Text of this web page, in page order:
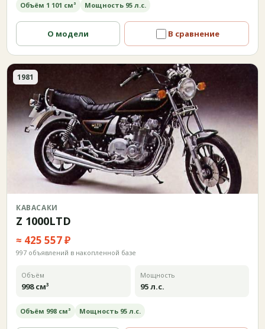
Объём 1 101 см³ Мощность 95 л.с.
О модели В сравнение
1981
КАВАСАКИ
Z 1000LTD
≈ 425 557 ₽
997 объявлений в накопленной базе
Объём
998 см³
Мощность
95 л.с.
Объём 998 см³ Мощность 95 л.с.